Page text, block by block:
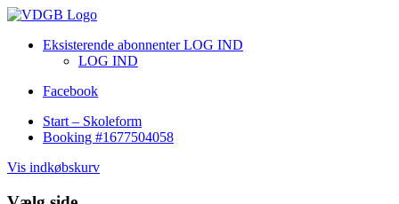
Eksisterende abonnenter LOG IND
LOG IND
Facebook
Start – Skoleform
Booking #1677504058
Vis indkøbskurv